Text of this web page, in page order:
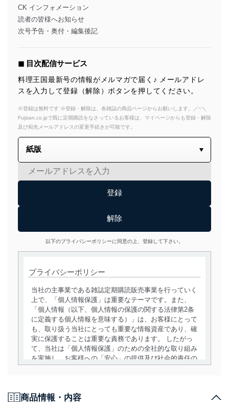
CK インフォメーション
読者の皆様へお知らせ
次号予告・奥付・編集後記
◼︎ 目次配信サービス
料理王国最新号の情報がメルマガで届く♪ メールアドレ
スを入力して登録（解除）ボタンを押してください。
※登録は無料です ※登録・解除は、各雑誌の商品ページからお願いします。／~＼
Fujisan.co.jpで既に定期購読をなさっているお客様は、マイページからも登録・解除
及び宛先メールアドレスの変更手続きが可能です。
以下のプライバシーポリシーに同意の上、登録して下さい。
プライバシーポリシー
当社の主事業である雑誌定期購読販売事業を行っていく
上で、「個人情報保護」は重要なテーマです。また、
「個人情報（以下、個人情報の保護の関する法律第2条
に定義する個人情報を意味する）」は、お客様にとって
も、取り扱う当社にとっても重要な情報資産であり、確
実に保護することは重要な責務であります。 したがっ
て、当社は「個人情報保護」のための全社的な取り組み
を実施し、お客様への「安心」の提供及び社会的責任の
商品情報・内容